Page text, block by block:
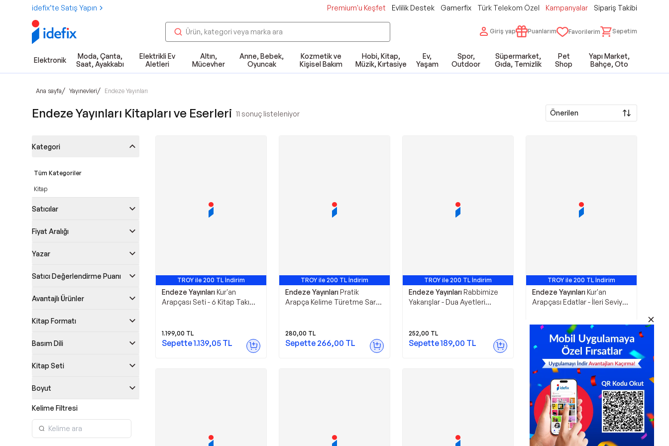
idefix’te Satış Yapın Premium'u Keşfet Evlilik Destek Gamerfix Türk Telekom Özel Kampanyalar Sipariş Takibi
Giriş yap Puanlarım Favorilerim Sepetim
Elektronik
Moda, Çanta,
Saat, Ayakkabı
Elektrikli Ev
Aletleri
Altın,
Mücevher
Anne, Bebek,
Oyuncak
Kozmetik ve
Kişisel Bakım
Hobi, Kitap,
Müzik, Kırtasiye
Ev,
Yaşam
Spor,
Outdoor
Süpermarket,
Gıda, Temizlik
Pet
Shop
Yapı Market,
Bahçe, Oto
Ana sayfa/ Yayınevleri/ Endeze Yayınları
Endeze Yayınları Kitapları ve Eserleri 11 sonuç listeleniyor Önerilen
Kategori
Tüm Kategoriler
Kitap
Satıcılar
Fiyat Aralığı
Yazar
Satıcı Değerlendirme Puanı
Avantajlı Ürünler
Kitap Formatı
Basım Dili
Kitap Seti
Boyut
Kelime Filtresi
TROY ile 200 TL İndirim
Endeze Yayınları Kur'an
Arapçası Seti - 6 Kitap Takım -
1.199,00 TL
Sepette1.139,05 TL
TROY ile 200 TL İndirim
Endeze Yayınları Pratik
Arapça Kelime Türetme Sarf -
280,00 TL
Sepette 266,00 TL
TROY ile 200 TL İndirim
Endeze Yayınları Rabbimize
Yakarışlar - Dua Ayetleri
252,00 TL
Sepette189,00 TL
TROY ile 200 TL İndirim
Endeze Yayınları Kur'an
Arapçası Edatlar - İleri Seviye -
200,00 TL
Sepette190,00TL